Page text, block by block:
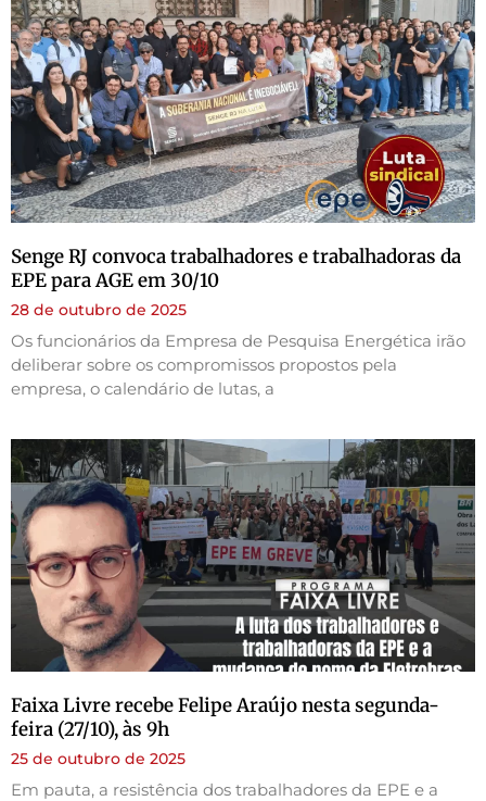
Senge RJ convoca trabalhadores e trabalhadoras da
EPE para AGE em 30/10
28 de outubro de 2025
Os funcionários da Empresa de Pesquisa Energética irão
deliberar sobre os compromissos propostos pela
empresa, o calendário de lutas, a
Faixa Livre recebe Felipe Araújo nesta segunda-
feira (27/10), às 9h
25 de outubro de 2025
Em pauta, a resistência dos trabalhadores da EPE e a